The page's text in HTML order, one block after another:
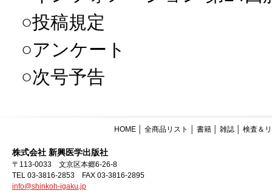
○投稿規定
○アンケート
○次号予告
HOME 全商品リスト 書籍 雑誌 検査＆
株式会社 新興医学出版社
〒113-0033 文京区本郷6-26-8
TEL 03-3816-2853 FAX 03-3816-2895
info@shinkoh-igaku.jp